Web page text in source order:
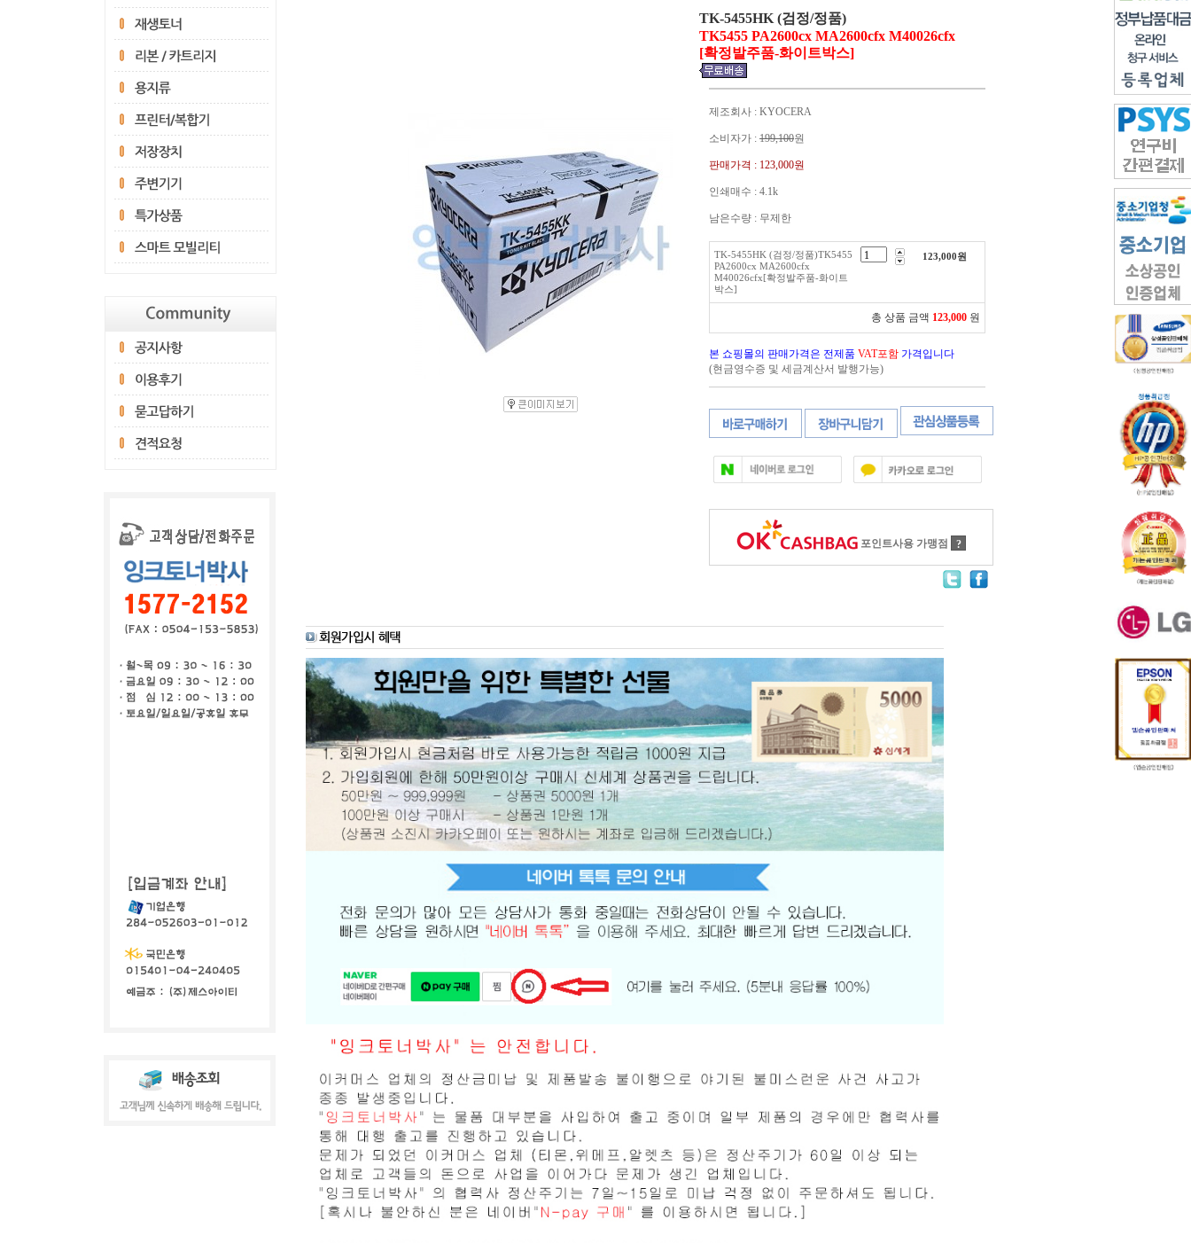
TK-5455HK (검정/정품)
TK5455 PA2600cx MA2600cfx M40026cfx
[확정발주품-화이트박스]
제조회사 : KYOCERA
소비자가 : 199,100원
판매가격 : 123,000원
인쇄매수 : 4.1k
남은수량 : 무제한
TK-5455HK (검정/정품)TK5455
PA2600cx MA2600cfx
M40026cfx[확정발주품-화이트
박스]
123,000원
총 상품 금액 123,000 원
본 쇼핑몰의 판매가격은 전제품 VAT포함 가격입니다
(현금영수증 및 세금계산서 발행가능)
포인트사용 가맹점 ?